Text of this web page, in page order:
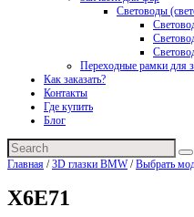
Световоды
Переходные рамки для
Как заказать?
Контакты
Где купить
Блог
Главная /3D глазки BMW/Выбрать
X6E71